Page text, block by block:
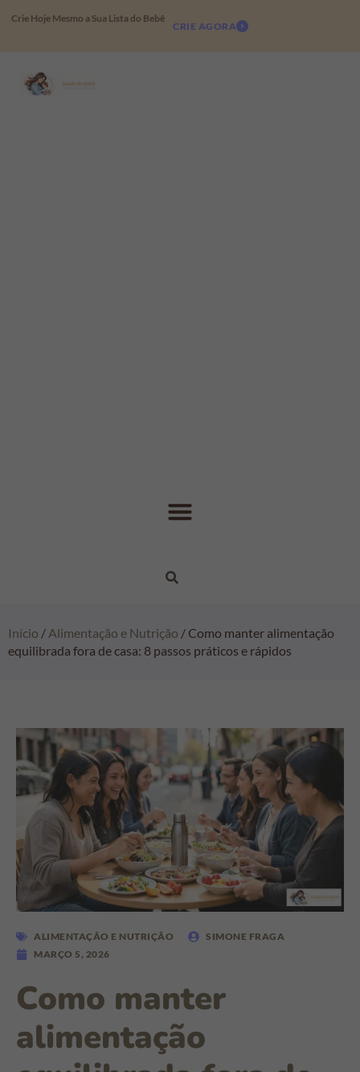
Crie Hoje Mesmo a Sua Lista do Bebê
CRIE AGORA
Início / Alimentação e Nutrição / Como manter alimentação
equilibrada fora de casa: 8 passos práticos e rápidos
ALIMENTAÇÃO E NUTRIÇÃO
SIMONE FRAGA
MARÇO 5, 2026
Como manter
alimentação